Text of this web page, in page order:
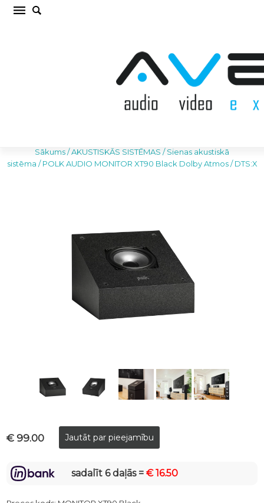
POLK AUDIO MONITOR XT90 Black Dolby
Sākums/AKUSTISKĀS SISTĒMAS /Sienas akustiskā
sistēma /POLK AUDIO MONITOR XT90 Black Dolby Atmos / DTS:X
€ 99.00
sadalīt 6 daļās =€ 16.50